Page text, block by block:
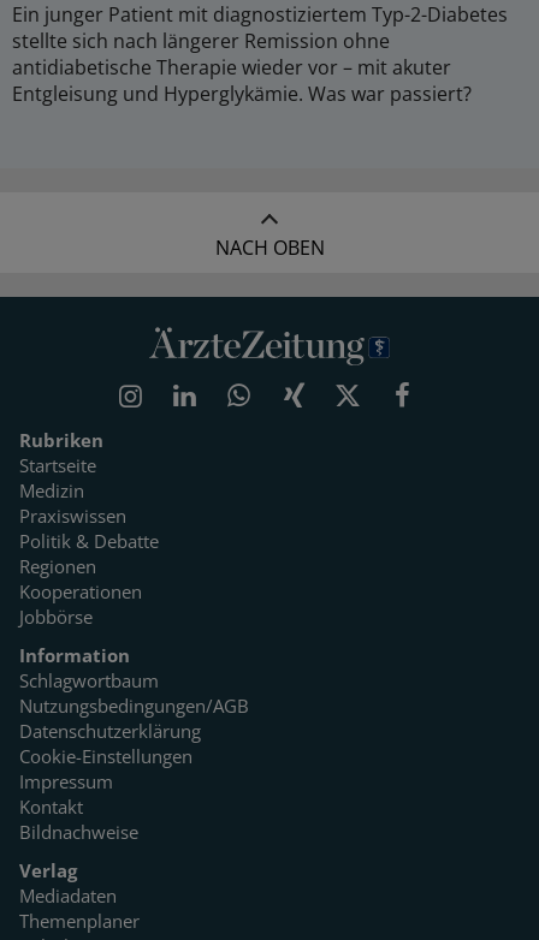
Ein junger Patient mit diagnostiziertem Typ-2-Diabetes
stellte sich nach längerer Remission ohne
antidiabetische Therapie wieder vor – mit akuter
Entgleisung und Hyperglykämie. Was war passiert?
NACH OBEN
Rubriken
Startseite
Medizin
Praxiswissen
Politik & Debatte
Regionen
Kooperationen
Jobbörse
Information
Schlagwortbaum
Nutzungsbedingungen/AGB
Datenschutzerklärung
Cookie-Einstellungen
Impressum
Kontakt
Bildnachweise
Verlag
Mediadaten
Themenplaner